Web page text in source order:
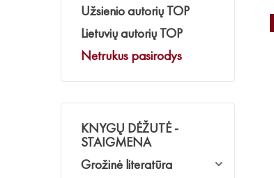
Užsienio autorių TOP
Lietuvių autorių TOP
Netrukus pasirodys
KNYGŲ DĖŽUTĖ -
STAIGMENA
Grožinė literatūra